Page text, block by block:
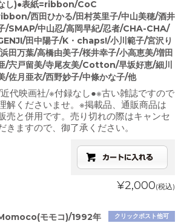
し)●表紙=ribbon/CoC
西田ひかる/田村英里子/中山美穂/酒井
/SMAP/中山忍/高岡早紀/忍者/CHA-CHA/
田中陽子/K・chaps!/小川範子/宮沢り
田万葉/高橋由美子/桜井幸子/小高恵美/増田
/宍戸留美/寺尾友美/Cotton/早坂好恵/細川
/佐月亜衣/西野妙子/中條かな子/他
代映画社/※付録なし●※古い雑誌ですので
解くださいませ。※掲載品、通販商品は
売と併用です。売り切れの際はキャンセ
きますので、御了承ください。
¥2,000(税込)
クリックポスト他可
Momoco(モモコ)/1992年